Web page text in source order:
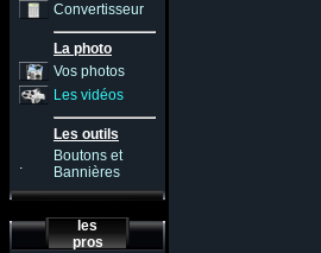
Convertisseur
La photo
Vos photos
Les vidéos
Les outils
.
Boutons et
Bannières
les
pros